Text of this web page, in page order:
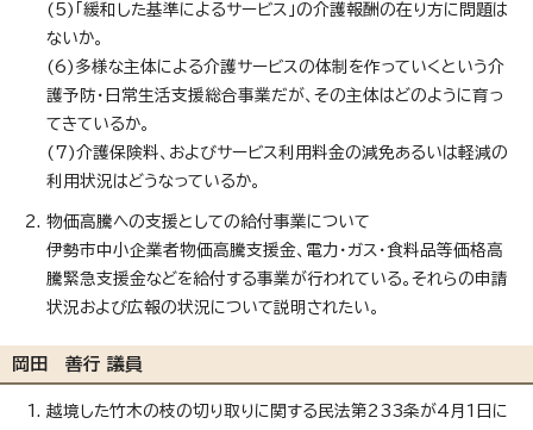
(5)「緩和した基準によるサービス」の介護報酬の在り方に問題は
ないか。
(6)多様な主体による介護サービスの体制を作っていくという介
護予防・日常生活支援総合事業だが、その主体はどのように育っ
てきているか。
(7)介護保険料、およびサービス利用料金の減免あるいは軽減の
利用状況はどうなっているか。
物価高騰への支援としての給付事業について
伊勢市中小企業者物価高騰支援金、電力・ガス・食料品等価格高
騰緊急支援金などを給付する事業が行われている。それらの申請
状況および広報の状況について説明されたい。
岡田 善行 議員
越境した竹木の枝の切り取りに関する民法第233条が4月1日に